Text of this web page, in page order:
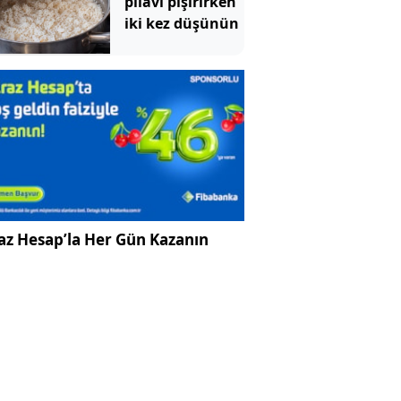
iki kez düşünün
Hesap’la Her Gün Kazanın